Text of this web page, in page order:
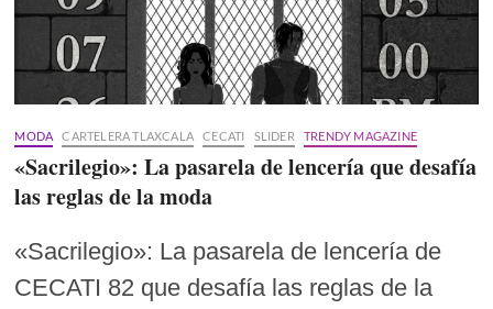
MODA CARTELERA TLAXCALA CECATI SLIDER TRENDY MAGAZINE
«Sacrilegio»: La pasarela de lencería que desafía
las reglas de la moda
«Sacrilegio»: La pasarela de lencería de
CECATI 82 que desafía las reglas de la